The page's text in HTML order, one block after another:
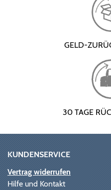
GELD-
30 TAGE
KUNDENSERVICE
Vertrag widerrufen
Hilfe und Kontakt